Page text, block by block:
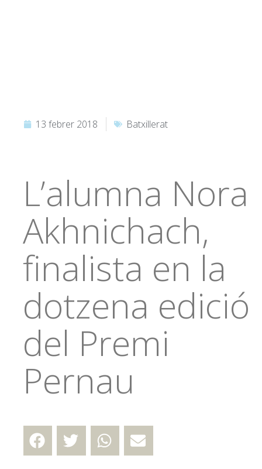
13 febrer 2018 Batxillerat
L’alumna Nora
Akhnichach,
finalista en la
dotzena edició
del Premi
Pernau